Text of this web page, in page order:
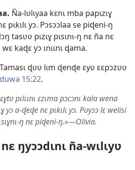
Ña-lʋlɩyaa kɛnɩ mba papɩzɩɣ
pɩkɩlɩ yɔ. Pɔsɔɔlaa se piɖeni-ŋ
tasʋʋ pɩzɩɣ pɩsɩnɩ-ŋ nɛ ña nɛ
kaɖɛ yɔ ɩnɩɩnɩ ɖama.
ɖʋʋ lɩm ɖenɖe ɛyʋ ɛɛpɔzʋʋ
15:22.
pɩlɩɩnɩ ɛzɩma pɔcɔnɩ kala wena
yɔ a-ɖeɖe nɛ pɩkɩlɩ yɔ. Pʋyɔɔ lɛ welisi
ŋ nɛ piɖeni-ŋ.»—Olivia.
ŋyɔɔdɩnɩ ña-wɩlɩyʋ